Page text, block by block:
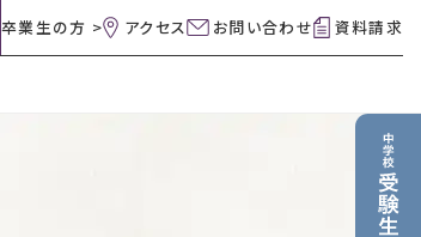
卒業生の方 > アクセス お問い合わせ 資料請求